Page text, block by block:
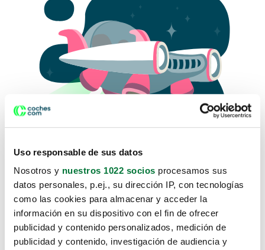
Uso responsable de sus datos
Nosotros y nuestros 1022 socios procesamos sus
datos personales, p.ej., su dirección IP, con tecnologías
como las cookies para almacenar y acceder la
información en su dispositivo con el fin de ofrecer
publicidad y contenido personalizados, medición de
publicidad y contenido, investigación de audiencia y
Lo sentimos, no sabemos como
te hemos traido hasta aquí.